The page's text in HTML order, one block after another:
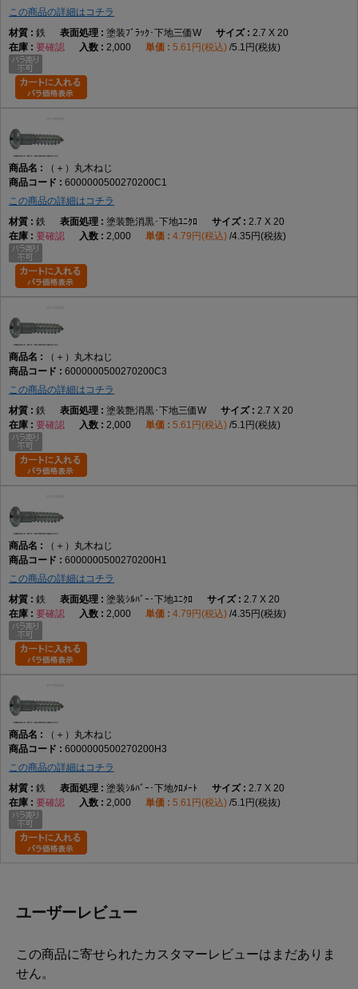
この商品の詳細はコチラ
鉄
塗装ﾌﾞﾗｯｸ･下地三価W
2.7 X 20
要確認
2,000 5.61円(税込) 5.1円(税抜)
（＋）丸木ねじ
6000000500270200C1
この商品の詳細はコチラ
鉄
塗装艶消黒･下地ﾕﾆｸﾛ
2.7 X 20
要確認
2,000 4.79円(税込) 4.35円(税抜)
（＋）丸木ねじ
6000000500270200C3
この商品の詳細はコチラ
鉄
塗装艶消黒･下地三価W
2.7 X 20
要確認
2,000 5.61円(税込) 5.1円(税抜)
（＋）丸木ねじ
6000000500270200H1
この商品の詳細はコチラ
鉄
塗装ｼﾙﾊﾞｰ･下地ﾕﾆｸﾛ
2.7 X 20
要確認
2,000 4.79円(税込) 4.35円(税抜)
（＋）丸木ねじ
6000000500270200H3
この商品の詳細はコチラ
鉄
塗装ｼﾙﾊﾞｰ･下地ｸﾛﾒｰﾄ
2.7 X 20
要確認
2,000 5.61円(税込) 5.1円(税抜)
ユーザーレビュー
この商品に寄せられたカスタマーレビューはまだありま
せん。